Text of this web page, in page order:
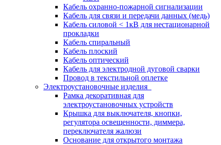
Кабель охранно-пожарной сигнализации
Кабель для связи и передачи данных (медь)
Кабель силовой < 1кВ для нестационарной
прокладки
Кабель спиральный
Кабель плоский
Кабель оптический
Кабель для электродной дуговой сварки
Провод в текстильной оплетке
Электроустановочные изделия
Рамка декоративная для
электроустановочных устройств
Крышка для выключателя, кнопки,
регулятора освещенности, диммера,
переключателя жалюзи
Основание для открытого монтажа